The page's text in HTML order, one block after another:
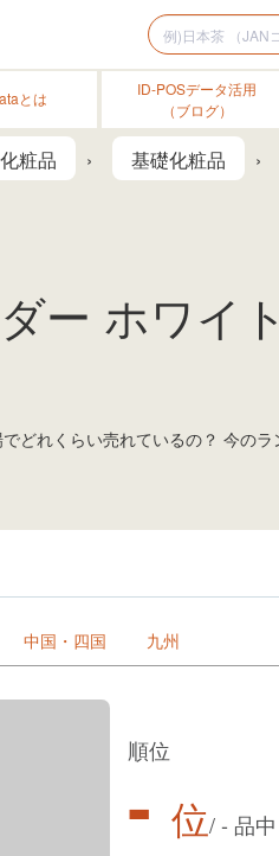
とは
ID-POSデータ活用
（ブログ）
化粧品 基礎化粧品
ー ホワイ
どれくらい売れているの？ 今
中国・四国 九州
順位
- 位/- 品中